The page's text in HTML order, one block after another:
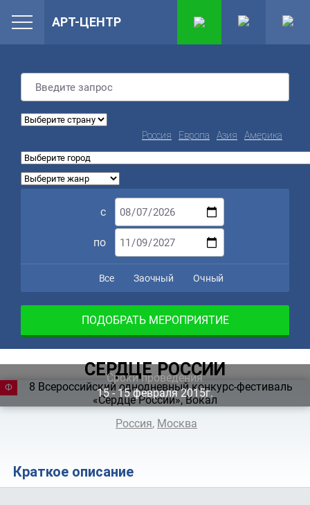
Россия Европа Азия Америка
с
по
Все Заочный Очный
ПОДОБРАТЬ МЕРОПРИЯТИЕ
СЕРДЦЕ РОССИИ
Сроки проведения
15 ‐ 15февраля 2015г.
ФЕСТИВАЛЬ
Россия, Москва
Краткое описание
АРТ-ЦЕНТР